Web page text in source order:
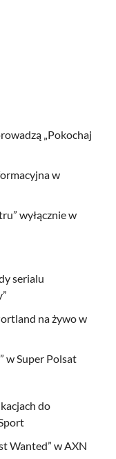
„Pokochaj
w
wyłącznie w
serialu
na żywo w
w Super Polsat
do
Wanted” w AXN